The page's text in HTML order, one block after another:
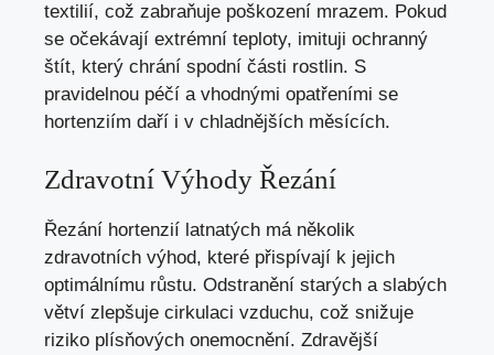
textilií, což zabraňuje poškození mrazem. Pokud
se očekávají extrémní teploty, imituji ochranný
štít, který chrání spodní části rostlin. S
pravidelnou péčí a vhodnými opatřeními se
hortenziím daří i v chladnějších měsících.
Zdravotní Výhody Řezání
Řezání hortenzií latnatých má několik
zdravotních výhod, které přispívají k jejich
optimálnímu růstu. Odstranění starých a slabých
větví zlepšuje cirkulaci vzduchu, což snižuje
riziko plísňových onemocnění. Zdravější